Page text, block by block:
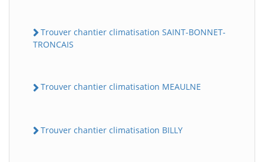
Trouver chantier climatisation SAINT-BONNET-
TRONCAIS
Trouver chantier climatisation MEAULNE
Trouver chantier climatisation BILLY